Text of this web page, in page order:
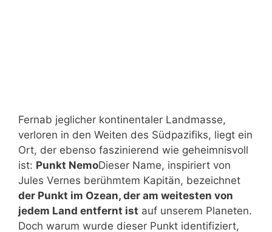
Fernab jeglicher kontinentaler Landmasse,
verloren in den Weiten des Südpazifiks, liegt ein
Ort, der ebenso faszinierend wie geheimnisvoll
ist: Punkt NemoDieser Name, inspiriert von
Jules Vernes berühmtem Kapitän, bezeichnet
der Punkt im Ozean, der am weitesten von
jedem Land entfernt ist auf unserem Planeten.
Doch warum wurde dieser Punkt identifiziert,